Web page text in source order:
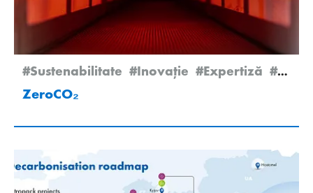
#Sustenabilitate #Inovație #Expertiză #Newsletter Edition 2/2025
ZeroCO₂